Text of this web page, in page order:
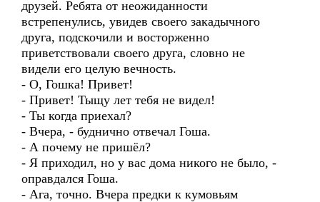
друзей. Ребята от неожиданности
встрепенулись, увидев своего закадычного
друга, подскочили и восторженно
приветствовали своего друга, словно не
видели его целую вечность.
- О, Гошка! Привет!
- Привет! Тыщу лет тебя не видел!
- Ты когда приехал?
- Вчера, - буднично отвечал Гоша.
- А почему не пришёл?
- Я приходил, но у вас дома никого не было, -
оправдался Гоша.
- Ага, точно. Вчера предки к кумовьям